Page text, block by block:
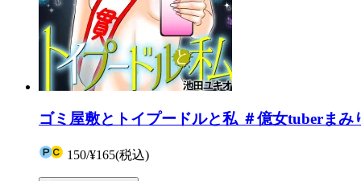
ゴミ屋敷とトイプードルと私 ＃億女tuberまみ
150/¥165(税込)